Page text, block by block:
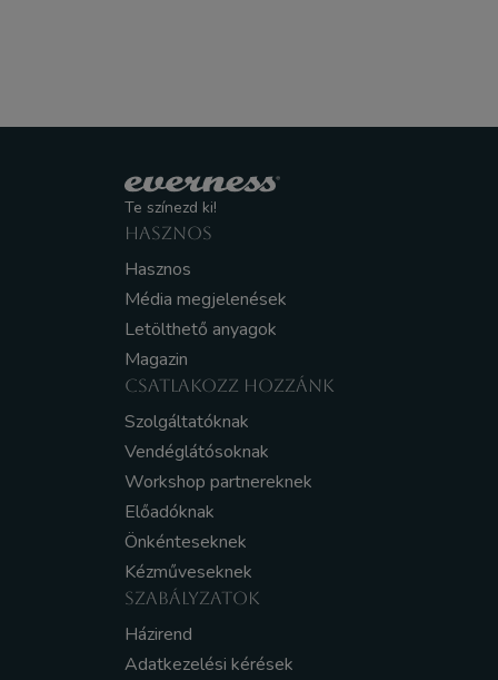
Te színezd ki!
HASZNOS
Hasznos
Média megjelenések
Letölthető anyagok
Magazin
CSATLAKOZZ HOZZÁNK
Szolgáltatóknak
Vendéglátósoknak
Workshop partnereknek
Előadóknak
Önkénteseknek
Kézműveseknek
SZABÁLYZATOK
Házirend
Adatkezelési kérések